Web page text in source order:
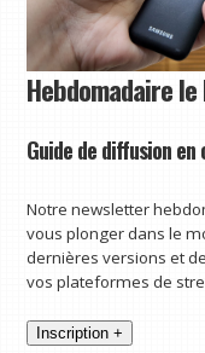
Hebdomadaire
Guide de diffusion en
Notre newsletter
vous plonger dans le
dernières versions et
vos plateformes de
Inscription +